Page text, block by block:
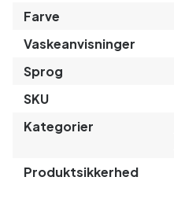
Farve
Vaskeanvisninger
Sprog
SKU
Kategorier
Produktsikkerhed